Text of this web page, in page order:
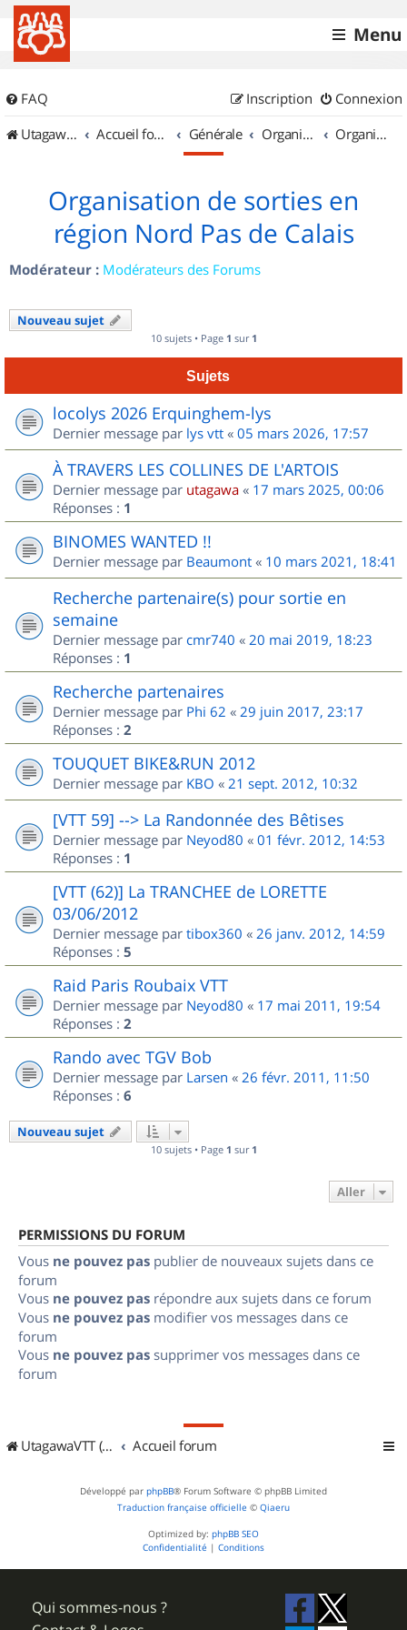
Menu
FAQ Connexion
Inscription
UtagawaVTT (Randos VTT et VTTAE avec traces GPS)
Accueil forum Générale Organisation de sorties & Recherche de partenaires Organisation de sorties en région Nord Pas de Calais
Organisation de sorties en
région Nord Pas de Calais
Modérateur : Modérateurs des Forums
Nouveau sujet
10 sujets • Page 1 sur 1
Sujets
locolys 2026 Erquinghem-lys
Dernier message par lys vtt « 05 mars 2026, 17:57
À TRAVERS LES COLLINES DE L'ARTOIS
Dernier message par utagawa « 17 mars 2025, 00:06
Réponses : 1
BINOMES WANTED !!
Dernier message par Beaumont « 10 mars 2021, 18:41
Recherche partenaire(s) pour sortie en
semaine
Dernier message par cmr740 « 20 mai 2019, 18:23
Réponses : 1
Recherche partenaires
Dernier message par Phi 62 « 29 juin 2017, 23:17
Réponses : 2
TOUQUET BIKE&RUN 2012
Dernier message par KBO « 21 sept. 2012, 10:32
[VTT 59] --> La Randonnée des Bêtises
Dernier message par Neyod80 « 01 févr. 2012, 14:53
Réponses : 1
[VTT (62)] La TRANCHEE de LORETTE
03/06/2012
Dernier message par tibox360 « 26 janv. 2012, 14:59
Réponses : 5
Raid Paris Roubaix VTT
Dernier message par Neyod80 « 17 mai 2011, 19:54
Réponses : 2
Rando avec TGV Bob
Dernier message par Larsen « 26 févr. 2011, 11:50
Réponses : 6
Nouveau sujet
10 sujets • Page 1 sur 1
Aller
PERMISSIONS DU FORUM
Vous ne pouvez pas publier de nouveaux sujets dans ce
forum
Vous ne pouvez pas répondre aux sujets dans ce forum
Vous ne pouvez pas modifier vos messages dans ce
forum
Vous ne pouvez pas supprimer vos messages dans ce
forum
UtagawaVTT (Randos VTT et VTTAE avec traces GPS) Accueil forum
Développé par phpBB® Forum Software © phpBB Limited
Traduction française officielle © Qiaeru
Optimized by: phpBB SEO
Confidentialité | Conditions
Qui sommes-nous ?